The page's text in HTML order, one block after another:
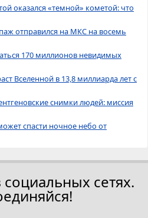
оказался «темной» кометой: что
отправился на МКС на восемь
170 миллионов невидимых
Вселенной в 13,8 миллиарда лет с
снимки людей: миссия
спасти ночное небо от
сетях.